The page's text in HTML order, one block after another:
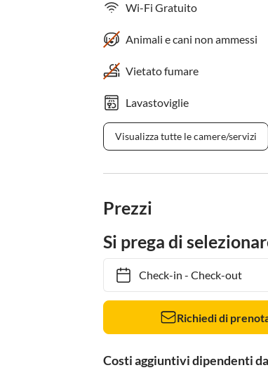
Wi-Fi Gratuito
Animali e cani non ammessi
Vietato fumare
Lavastoviglie
Visualizza tutte le camere/servizi
Prezzi
Si prega di
Check-in- Check-out
Richiedi di
Costi aggiuntivi dipendenti